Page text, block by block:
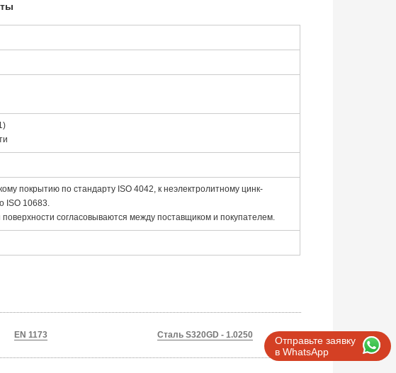
Отправьте заявку
в WhatsApp
покрытию по стандарту ISO 4042, к неэлектролитному цинк-
ISO 10683.
согласовываются между поставщиком и покупателем.
EN 1173 Сталь S320GD - 1.0250